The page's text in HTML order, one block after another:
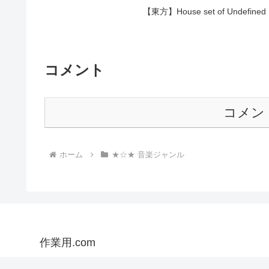
【東方】House set of
コメント
コメン
ホーム ★☆★ 音楽ジャンル
作業用.com